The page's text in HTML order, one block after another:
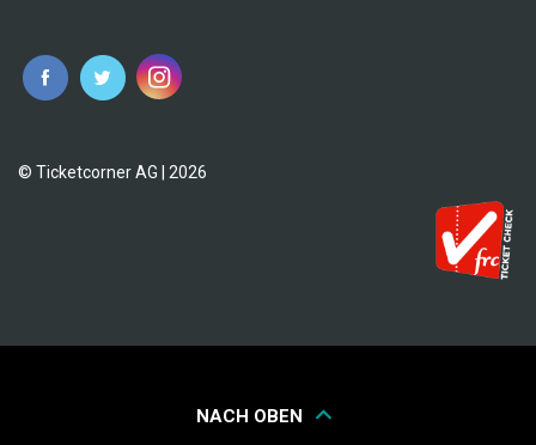
© Ticketcorner AG | 2026
NACH OBEN